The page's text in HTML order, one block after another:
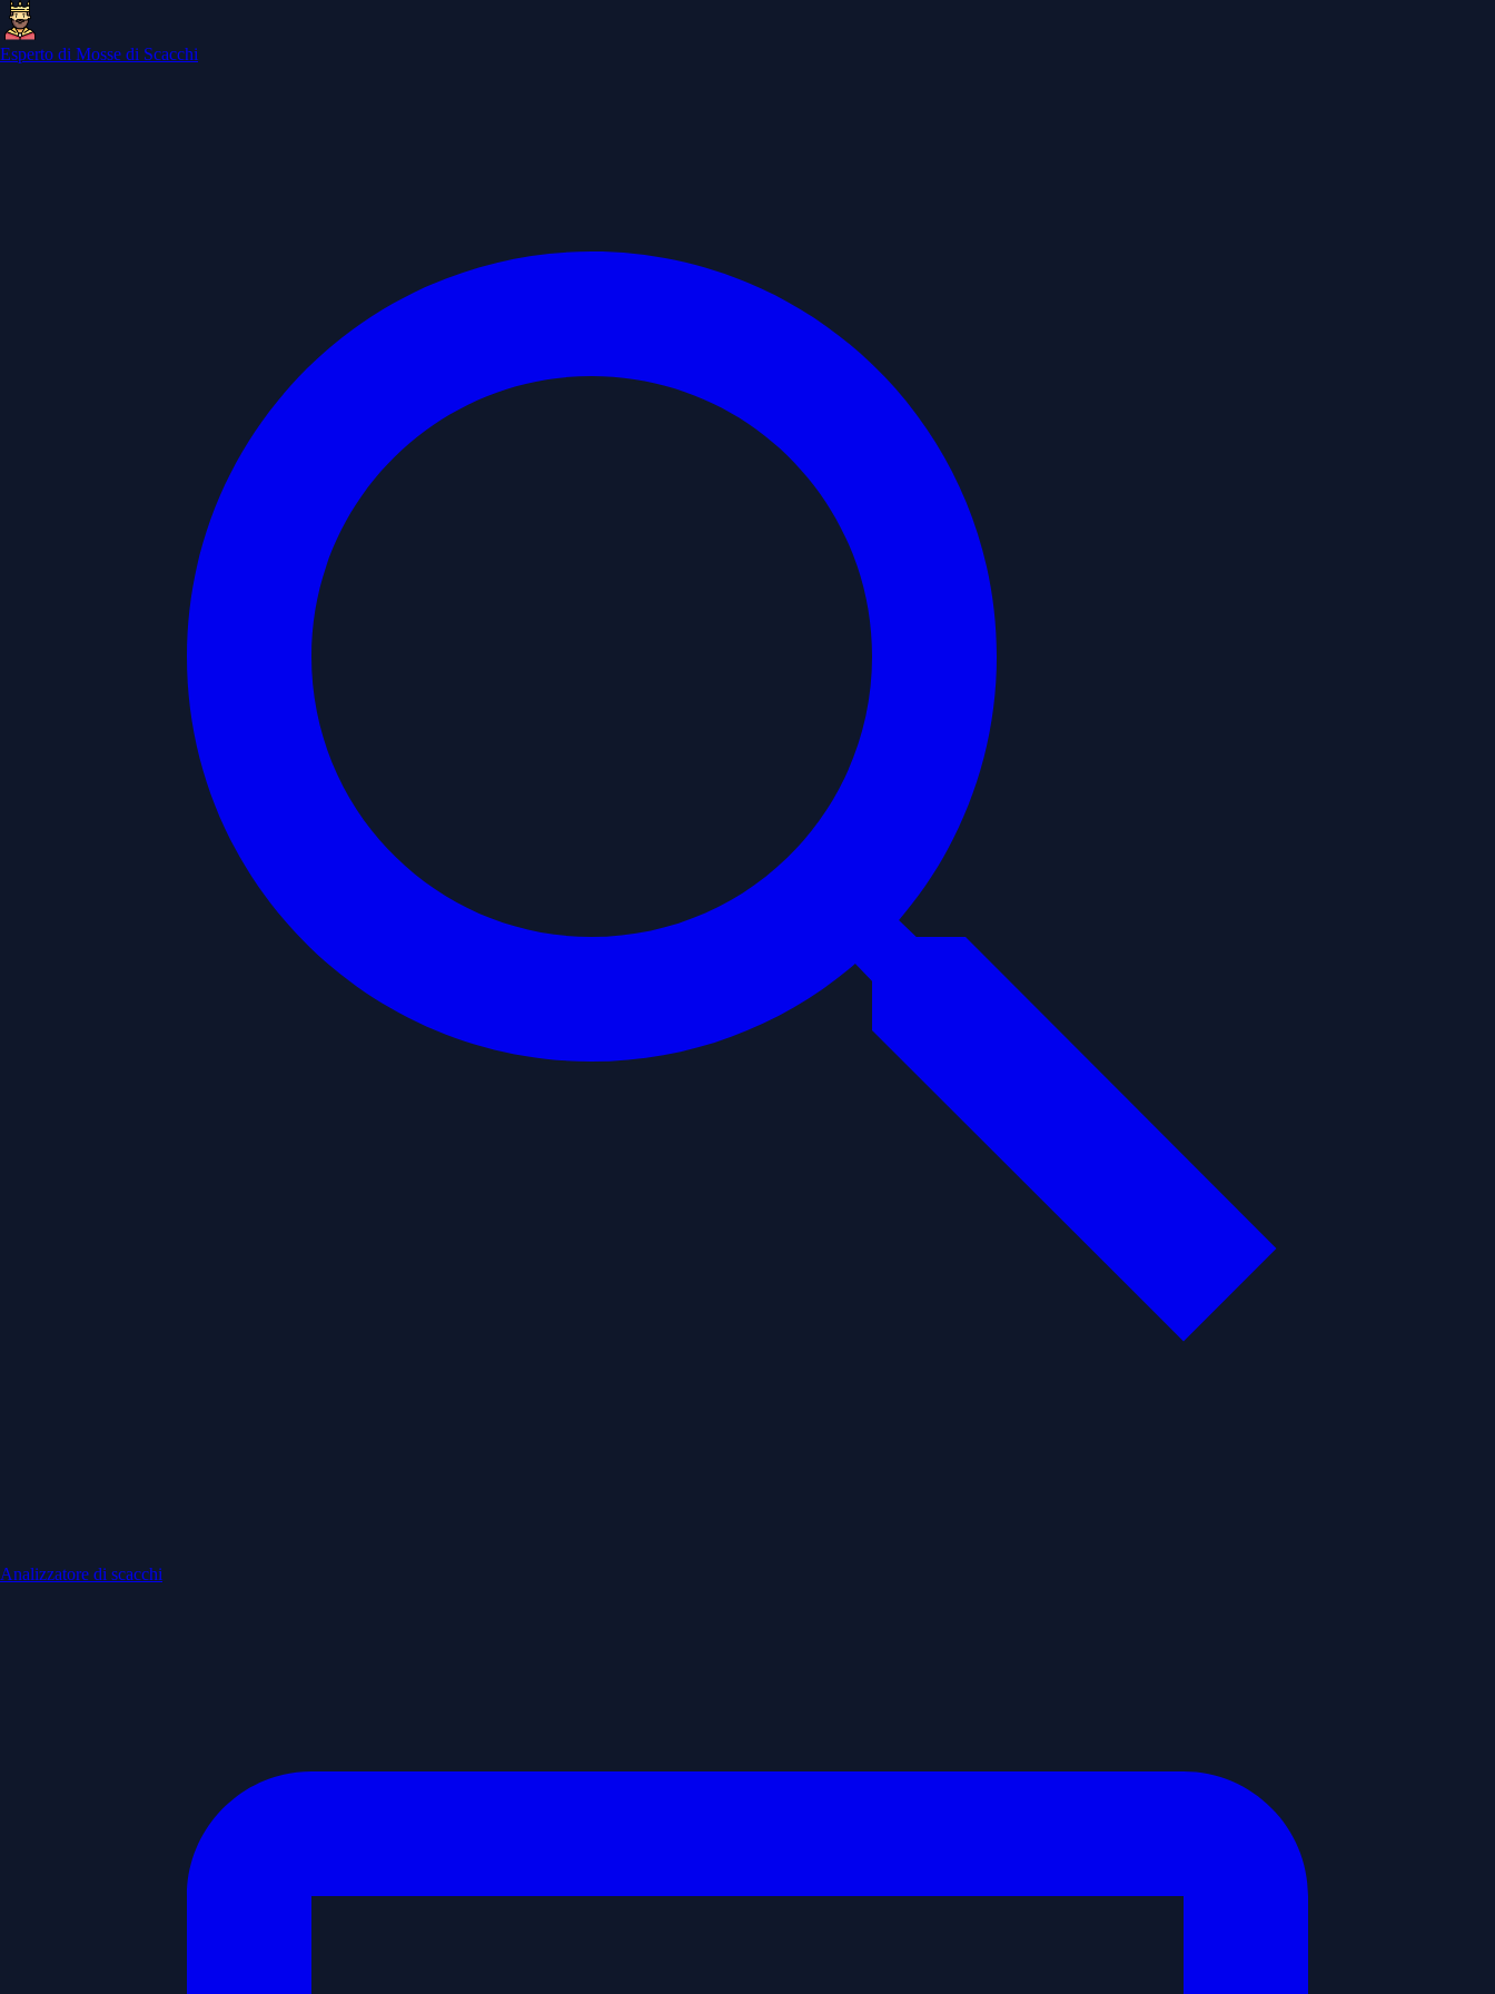
Esperto di Mosse di Scacchi
Analizzatore di scacchi